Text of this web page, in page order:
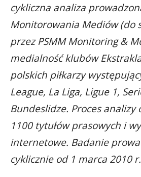
cykliczna analiza
Monitorowania Mediów (do
przez PSMM Monitoring &
medialność klubów
polskich piłkarzy
League, La Liga, Ligue 1,
Bundeslidze. Proces
1100 tytułów prasowych i
internetowe. Badanie
cyklicznie od 1 marca 2010 r.